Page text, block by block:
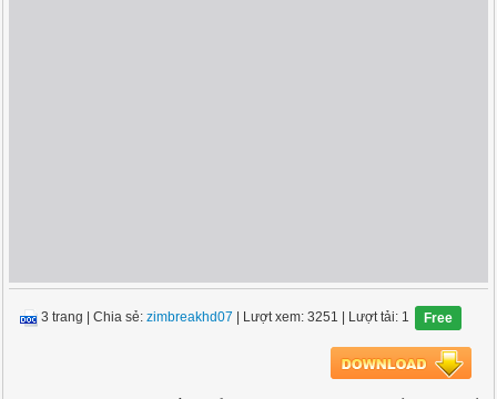
3 trang |Chia sẻ:zimbreakhd07 | Lượt xem: 3251 | Lượt tải: 1 Free